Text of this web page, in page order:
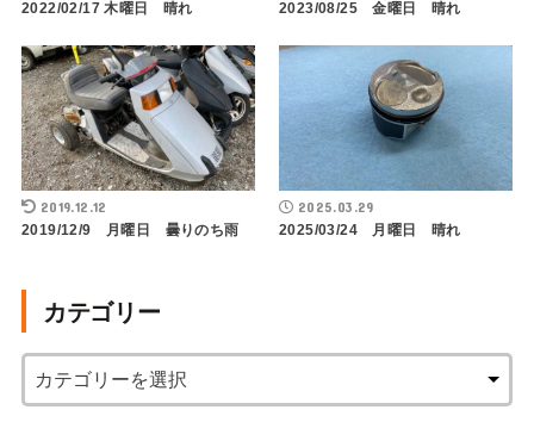
2022/02/17 木曜日 晴れ 2023/08/25 金曜日 晴れ
2019.12.12
2019/12/9 月曜日 曇りのち雨
2025.03.29
2025/03/24 月曜日 晴れ
カテゴリー